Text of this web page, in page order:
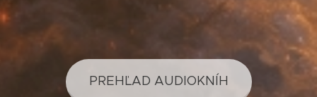
PREHĽAD AUDIOKNÍH